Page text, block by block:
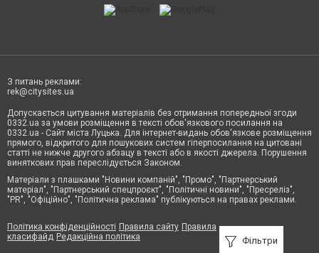
Фільтри
З питань реклами:
rek@citysites.ua
Допускається цитування матеріалів без отримання попередньої згоди
0332.ua за умови розміщення в тексті обов'язкового посилання на
0332.ua - Сайт міста Луцька. Для інтернет-видань обов'язкове розміщення
прямого, відкритого для пошукових систем гіперпосилання на цитовані
статті не нижче другого абзацу в тексті або в якості джерела. Порушення
виняткових прав переслідується Законом.
Матеріали з плашками "Новини компаній", "Промо", "Партнерський
матеріал", "Партнерський спецпроєкт", "Політичні новини", "Пресреліз",
"PR", "Офіційно", "Політична реклама" публікуються на правах реклами.
Політика конфіденційності Правила сайту Правила
класифайд Редакційна політика